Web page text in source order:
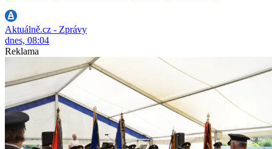
Aktuálně.cz - Zprávy
dnes, 08:04
Reklama